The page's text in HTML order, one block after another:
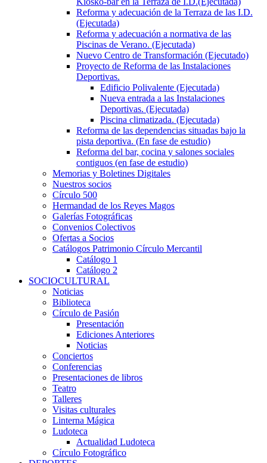
Reforma y adecuación de la Terraza de las I.D.
(Ejecutada)
Reforma y adecuación a normativa de las
Piscinas de Verano. (Ejecutada)
Nuevo Centro de Transformación (Ejecutado)
Proyecto de Reforma de las Instalaciones
Deportivas.
Edificio Polivalente (Ejecutada)
Nueva entrada a las Instalaciones
Deportivas. (Ejecutada)
Piscina climatizada. (Ejecutada)
Reforma de las dependencias situadas bajo la
pista deportiva. (En fase de estudio)
Reforma del bar, cocina y salones sociales
contiguos (en fase de estudio)
Memorias y Boletines Digitales
Nuestros socios
Círculo 500
Hermandad de los Reyes Magos
Galerías Fotográficas
Convenios Colectivos
Ofertas a Socios
Catálogos Patrimonio Círculo Mercantil
Catálogo 1
Catálogo 2
SOCIOCULTURAL
Noticias
Biblioteca
Círculo de Pasión
Presentación
Ediciones Anteriores
Noticias
Conciertos
Conferencias
Presentaciones de libros
Teatro
Talleres
Visitas culturales
Linterna Mágica
Ludoteca
Actualidad Ludoteca
Círculo Fotográfico